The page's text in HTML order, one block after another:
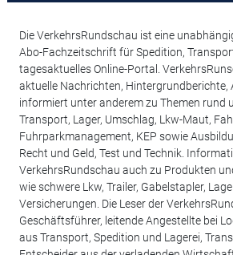
Die VerkehrsRundschau ist eine
Abo-Fachzeitschrift für Spedition,
tagesaktuelles Online-Portal.
aktuelle Nachrichten, Hintergrundberichte,
informiert unter anderem zu Themen rund
Transport, Lager, Umschlag, Lkw-Maut,
Fuhrparkmanagement, KEP sowie
Recht und Geld, Test und Technik.
VerkehrsRundschau auch zu Produkten
wie schwere Lkw, Trailer, Gabelstapler,
Versicherungen. Die Leser der
Geschäftsführer, leitende Angestellte bei
aus Transport, Spedition und Lagerei,